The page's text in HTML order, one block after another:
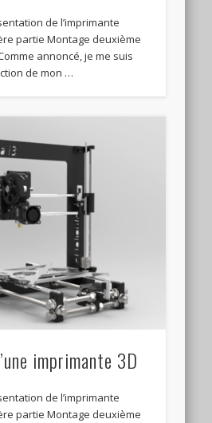
de l’imprimante
partie Montage deuxième
annoncé, je me suis
de mon …
imprimante 3D
de l’imprimante
partie Montage deuxième